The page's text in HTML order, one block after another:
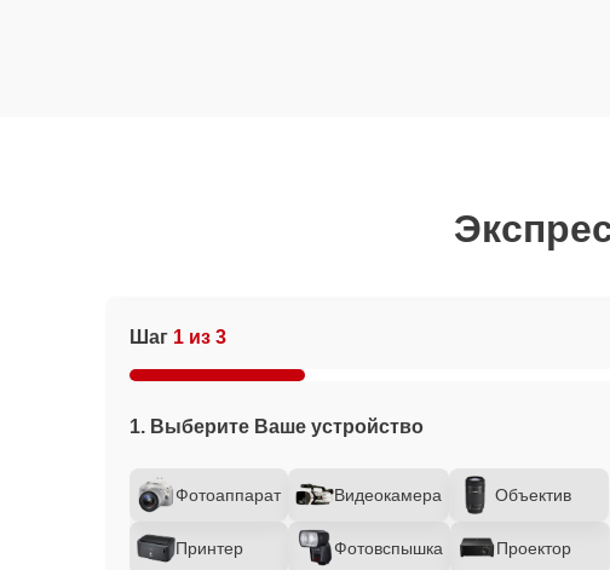
Шаг 1 из 3
1. Выберите Ваше устройство
Фотоаппарат Видеокамера Объектив
Принтер Фотовспышка Проектор